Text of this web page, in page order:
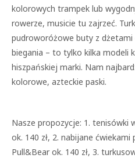
kolorowych trampek lub
rowerze, musicie tu zajrzeć.
pudroworóżowe buty z
biegania – to tylko kilka modeli
hiszpańskiej marki. Nam
kolorowe, azteckie paski.
Nasze propozycje: 1. tenisówki
ok. 140 zł, 2. nabijane
Pull&Bear ok. 140 zł, 3.